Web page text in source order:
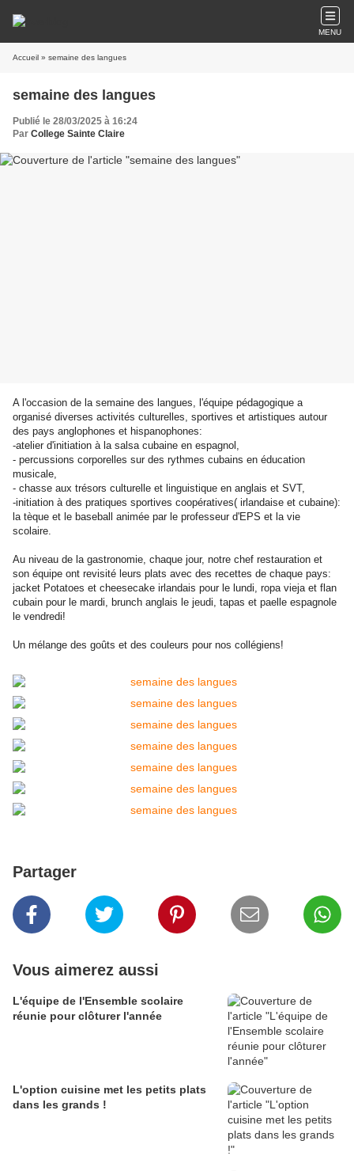
MENU
Accueil » semaine des langues
semaine des langues
Publié le 28/03/2025 à 16:24
Par College Sainte Claire
A l'occasion de la semaine des langues, l'équipe pédagogique a
organisé diverses activités culturelles, sportives et artistiques autour
des pays anglophones et hispanophones:
-atelier d'initiation à la salsa cubaine en espagnol,
- percussions corporelles sur des rythmes cubains en éducation
musicale,
- chasse aux trésors culturelle et linguistique en anglais et SVT,
-initiation à des pratiques sportives coopératives( irlandaise et cubaine):
la tèque et le baseball animée par le professeur d'EPS et la vie
scolaire.
Au niveau de la gastronomie, chaque jour, notre chef restauration et
son équipe ont revisité leurs plats avec des recettes de chaque pays:
jacket Potatoes et cheesecake irlandais pour le lundi, ropa vieja et flan
cubain pour le mardi, brunch anglais le jeudi, tapas et paelle espagnole
le vendredi!
Un mélange des goûts et des couleurs pour nos collégiens!
Partager
Vous aimerez aussi
L'équipe de l'Ensemble scolaire
réunie pour clôturer l'année
L'option cuisine met les petits plats
dans les grands !